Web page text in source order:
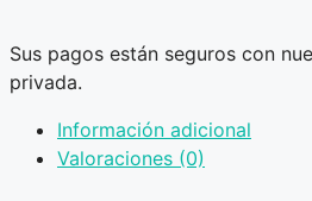
Sus pagos están seguros con
privada.
Información adicional
Valoraciones (0)